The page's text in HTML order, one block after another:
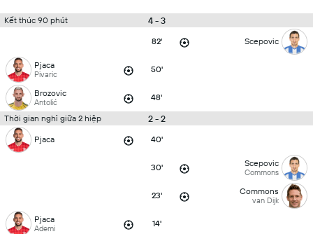
Kết thúc 90 phút 4 - 3
82' Scepovic
Pjaca
Pivaric 50'
Brozovic
Antolić 48'
Thời gian nghỉ giữa 2 hiệp 2 - 2
Pjaca 40'
30' Scepovic
Commons
23' Commons
van Dijk
Pjaca
Ademi 14'